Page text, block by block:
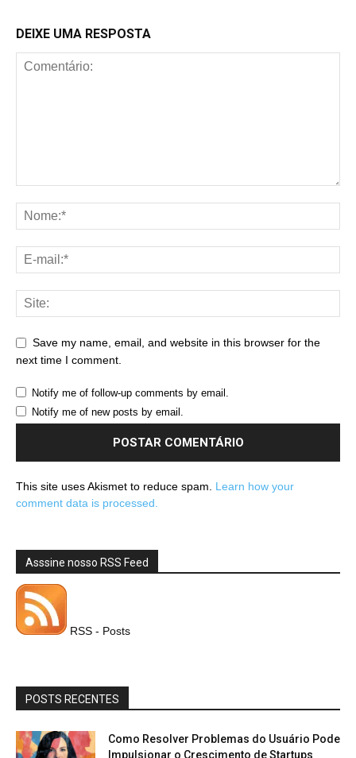
DEIXE UMA RESPOSTA
Save my name, email, and website in this browser for the
next time I comment.
Notify me of follow-up comments by email.
Notify me of new posts by email.
This site uses Akismet to reduce spam. Learn how your
comment data is processed.
Asssine nosso RSS Feed
RSS - Posts
POSTS RECENTES
Como Resolver Problemas do Usuário Pode
Impulsionar o Crescimento de Startups